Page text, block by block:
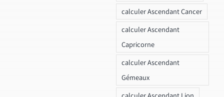
calculer Ascendant Cancer
calculer Ascendant
Capricorne
calculer Ascendant
Gémeaux
calculer Ascendant Lion